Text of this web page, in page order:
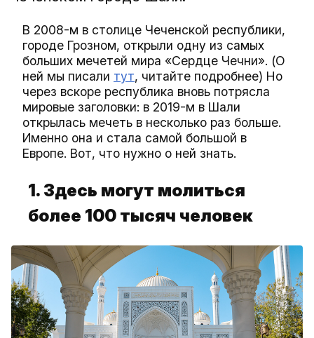
В 2008-м в столице Чеченской республики,
городе Грозном, открыли одну из самых
больших мечетей мира «Сердце Чечни». (О
ней мы писали тут, читайте подробнее) Но
через вскоре республика вновь потрясла
мировые заголовки: в 2019-м в Шали
открылась мечеть в несколько раз больше.
Именно она и стала самой большой в
Европе. Вот, что нужно о ней знать.
1. Здесь могут молиться
более 100 тысяч человек